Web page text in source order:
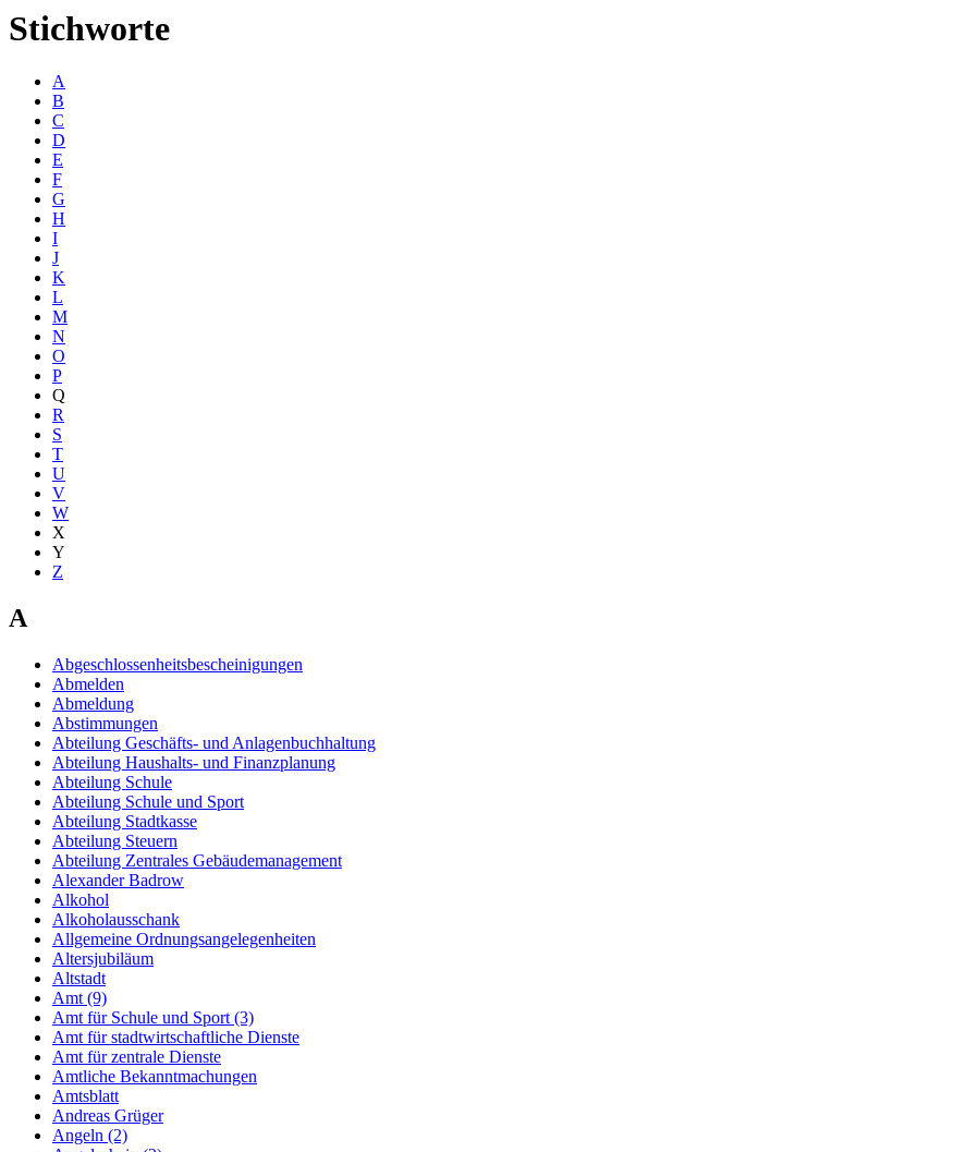
Stichworte
A
B
C
D
E
F
G
H
I
J
K
L
M
N
O
P
Q
R
S
T
U
V
W
X
Y
Z
A
Abgeschlossenheitsbescheinigungen
Abmelden
Abmeldung
Abstimmungen
Abteilung Geschäfts- und Anlagenbuchhaltung
Abteilung Haushalts- und Finanzplanung
Abteilung Schule
Abteilung Schule und Sport
Abteilung Stadtkasse
Abteilung Steuern
Abteilung Zentrales Gebäudemanagement
Alexander Badrow
Alkohol
Alkoholausschank
Allgemeine Ordnungsangelegenheiten
Altersjubiläum
Altstadt
Amt (9)
Amt für Schule und Sport (3)
Amt für stadtwirtschaftliche Dienste
Amt für zentrale Dienste
Amtliche Bekanntmachungen
Amtsblatt
Andreas Grüger
Angeln (2)